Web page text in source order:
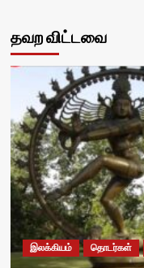
தவற விட்டவை
இலக்கியம் தொடர்கள்